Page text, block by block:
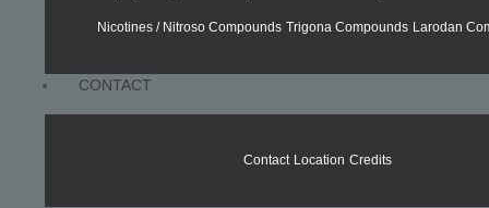
Nicotines / Nitroso Compounds Trigona Compounds Larodan
CONTACT
Contact Location Credits